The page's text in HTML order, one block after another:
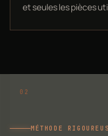
et seules les pièces
MÉTHODE